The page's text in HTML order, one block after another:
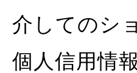
介してのシ
個人信用情